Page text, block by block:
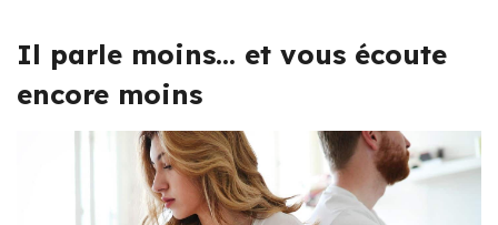
Il parle moins… et vous écoute
encore moins